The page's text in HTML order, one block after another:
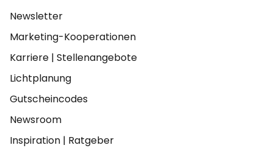
Newsletter
Marketing-Kooperationen
Karriere | Stellenangebote
Lichtplanung
Gutscheincodes
Newsroom
Inspiration | Ratgeber